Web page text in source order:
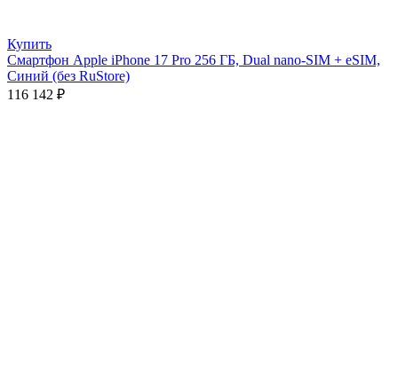
Купить
Смартфон Apple iPhone 17 Pro 256 ГБ, Dual nano-SIM + eSIM,
Синий (без RuStore)
116 142 ₽